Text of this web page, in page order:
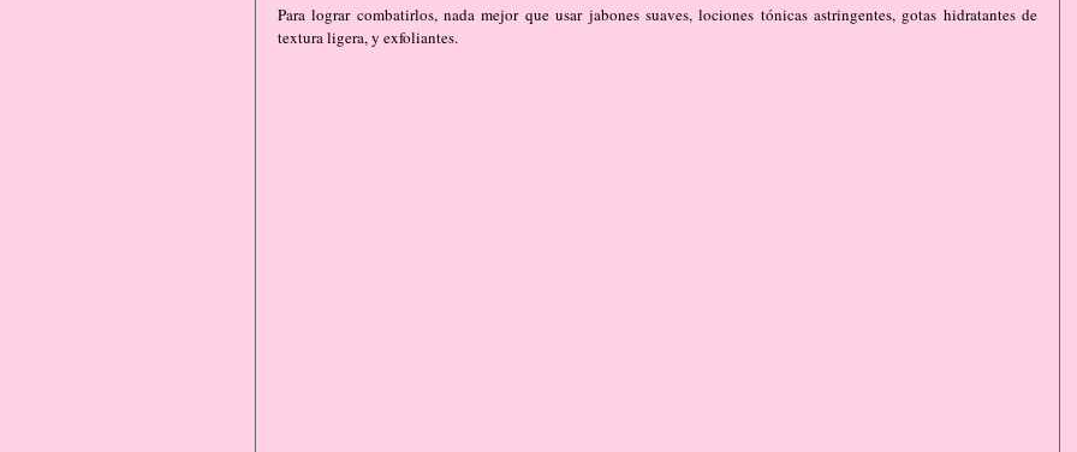
Para lograr combatirlos, nada mejor que usar jabones suaves, lociones tónicas astringentes, gotas hidratantes de
textura ligera, y exfoliantes.